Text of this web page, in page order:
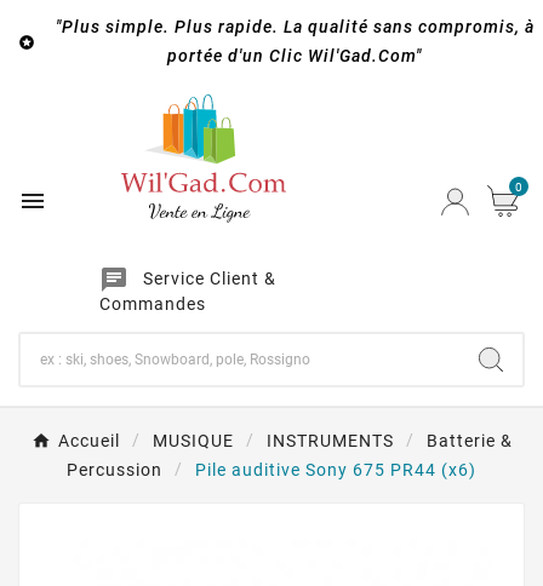

"Plus simple. Plus rapide. La qualité sans compromis, à
portée d'un Clic Wil'Gad.Com"

chat
Service Client &
Commandes
0
Accueil MUSIQUE INSTRUMENTS
Batterie &
Percussion
Pile auditive Sony 675 PR44 (x6)